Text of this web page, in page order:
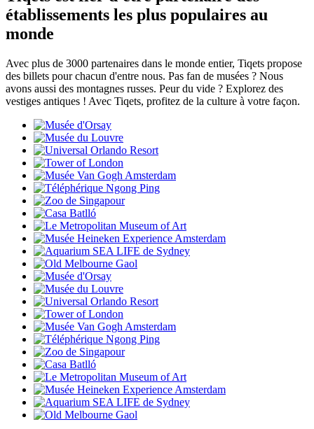
établissements les plus populaires au
monde
Avec plus de 3000 partenaires dans le monde entier, Tiqets propose
des billets pour chacun d'entre nous. Pas fan de musées ? Nous
avons aussi des montagnes russes. Peur du vide ? Explorez des
vestiges antiques ! Avec Tiqets, profitez de la culture à votre façon.